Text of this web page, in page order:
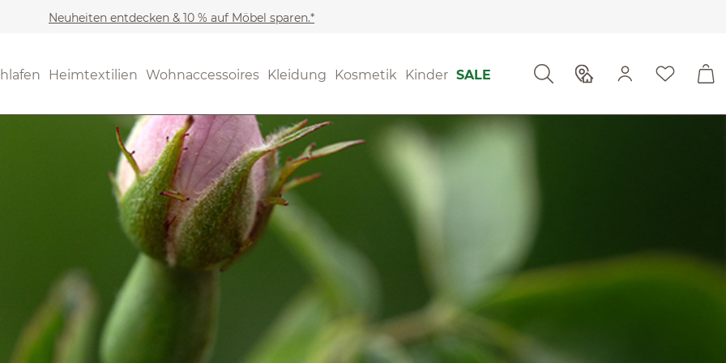
Neuheiten entdecken & 10 % auf Möbel sparen.*
Heimtextilien Wohnaccessoires Kleidung Kosmetik Kinder SALE